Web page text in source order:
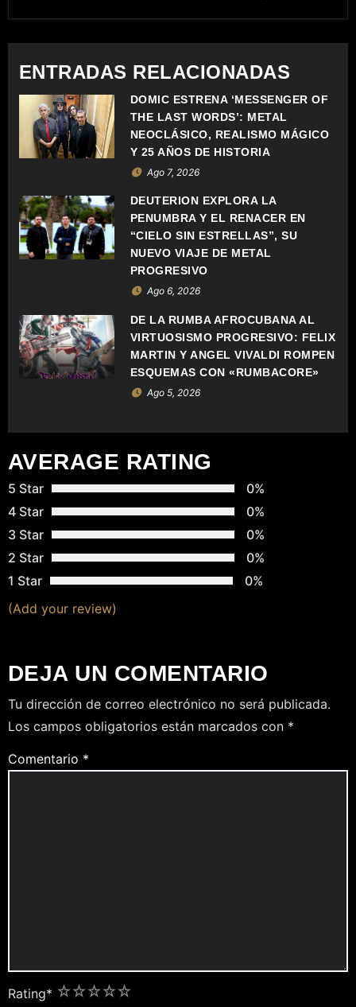
G
A
C
I
Ó
N
D
E
N
T
R
D
A
S
ENTRADAS RELACIONADAS
DOMIC ESTRENA ‘MESSENGER OF
THE LAST WORDS’: METAL
NEOCLÁSICO, REALISMO MÁGICO
Y 25 AÑOS DE HISTORIA
Ago 7, 2026
DEUTERION EXPLORA LA
PENUMBRA Y EL RENACER EN
“CIELO SIN ESTRELLAS”, SU
NUEVO VIAJE DE METAL
PROGRESIVO
Ago 6, 2026
DE LA RUMBA AFROCUBANA AL
VIRTUOSISMO PROGRESIVO: FELIX
MARTIN Y ANGEL VIVALDI ROMPEN
ESQUEMAS CON «RUMBACORE»
Ago 5, 2026
AVERAGE RATING
5 Star
0%
4 Star
0%
3 Star
0%
2 Star
0%
1 Star
0%
(Add your review)
DEJA UN COMENTARIO
Tu dirección de correo electrónico no será publicada.
Los campos obligatorios están marcados con *
Comentario *
Rating* 5
4
3
2
1